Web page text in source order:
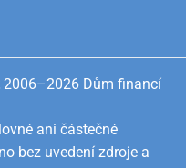
2006–2026 Dům financí
ani částečné
bez uvedení zdroje a